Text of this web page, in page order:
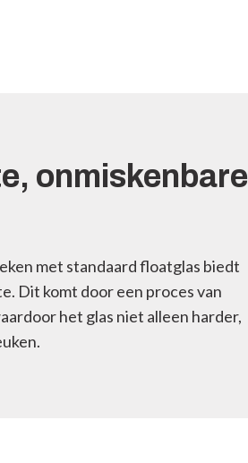
onmiskenbare
met standaard floatglas biedt
Dit komt door een proces van
het glas niet alleen harder,